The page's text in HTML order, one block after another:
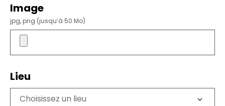
Image
jpg, png (jusqu’à 50 Mo)
Lieu